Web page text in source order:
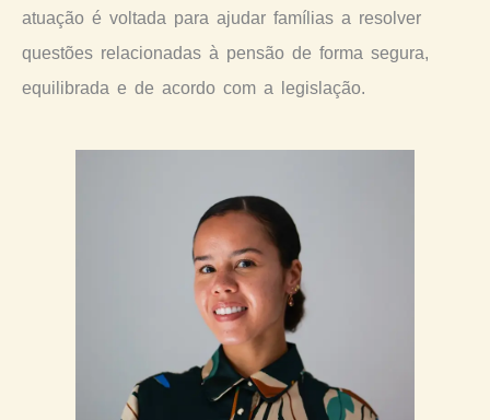
atuação é voltada para ajudar famílias a resolver
questões relacionadas à pensão de forma segura,
equilibrada e de acordo com a legislação.